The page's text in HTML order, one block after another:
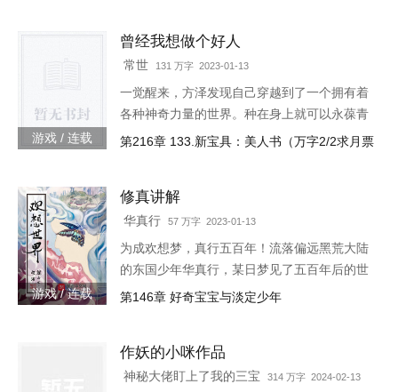
游戏 / 连载
曾经我想做个好人
常世 131 万字 2023-01-13
一觉醒来，方泽发现自己穿越到了一个拥有着
各种神奇力量的世界。种在身上就可以永葆青
春的蘑菇每分一个分身就会智商下降实力提升
第216章 133.新宝具：美人书（万字2/2求月票
游戏 / 连载
修真讲解
华真行 57 万字 2023-01-13
为成欢想梦，真行五百年！流落偏远黑荒大陆
的东国少年华真行，某日梦见了五百年后的世
界。在那个世界上，很多国度与部族甚至已消
第146章 好奇宝宝与淡定少年
作妖的小咪作品
神秘大佬盯上了我的三宝 314 万字 2024-02-13